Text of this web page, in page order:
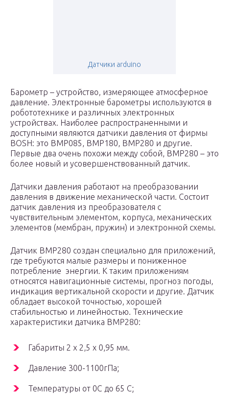
Датчики arduino
Барометр – устройство, измеряющее атмосферное
давление. Электронные барометры используются в
робототехнике и различных электронных
устройствах. Наиболее распространенными и
доступными являются датчики давления от фирмы
BOSH: это BMP085, BMP180, BMP280 и другие.
Первые два очень похожи между собой, BMP280 – это
более новый и усовершенствованный датчик.
Датчики давления работают на преобразовании
давления в движение механической части. Состоит
датчик давления из преобразователя с
чувствительным элементом, корпуса, механических
элементов (мембран, пружин) и электронной схемы.
Датчик BMP280 создан специально для приложений,
где требуются малые размеры и пониженное
потребление энергии. К таким приложениям
относятся навигационные системы, прогноз погоды,
индикация вертикальной скорости и другие. Датчик
обладает высокой точностью, хорошей
стабильностью и линейностью. Технические
характеристики датчика BMP280:
Габариты 2 х 2,5 х 0,95 мм.
Давление 300-1100гПа;
Температуры от 0С до 65 С;